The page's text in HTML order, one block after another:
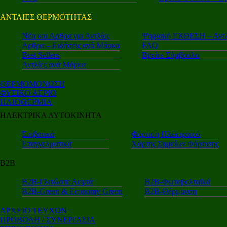
ΑΝΤΛΙΕΣ ΘΕΡΜΟΤΗΤΑΣ
Nέα και Αρθρα για Αντλίες
Αρθρα – Ειδήσεις ανά Μάρκα
Best Sellers
Αντλίες ανά Μάρκα
Ψηφιακή ΕΚΘΕΣΗ –
FAQ
Βρείτε Σύμβουλο
ΘΕΡΜΟΜΟΝΩΣΗ
ΦΥΣΙΚΟ ΑΕΡΙΟ
ΗΛΙΟΘΕΡΜΙΑ
ΗΛΕΚΤΡΙΚΑ ΑΥΤΟΚΙΝΗΤΑ
Επιβατικά
Επαγγελματικά
Φόρτιση Ηλεκτρικού
Χάρτης Σημείων Φόρτισης
Β2Β
Β2Β-Γλιτώστε Λεφτά
Β2Β-Green & Economy Green
Β2Β-Φωτοβολταϊκά
Β2Β-Θέρμανση
ΑΡΧΕΙΟ ΤΕΥΧΩΝ
ΠΡΟΒΟΛΗ / ΣΥΝΕΡΓΑΣΙΑ